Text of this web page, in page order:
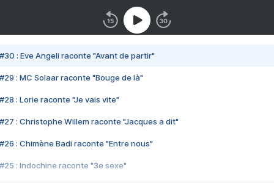
#30 : Eve Angeli raconte "Avant de partir"
#29 : MC Solaar raconte "Bouge de là"
#28 : Lorie raconte "Je vais vite"
#27 : Christophe Willem raconte "Jacques a dit"
#26 : Chimène Badi raconte "Entre nous"
#25 : Indochine raconte "3e sexe"